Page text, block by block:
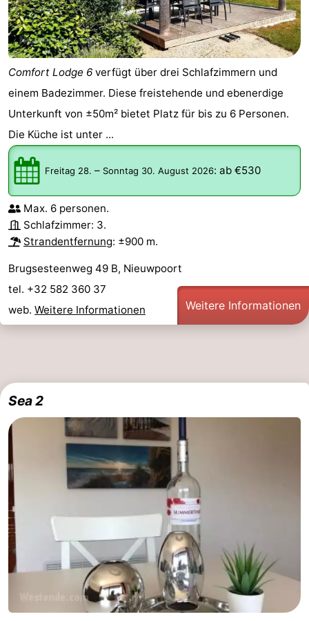
Comfort Lodge 6 verfügt über drei Schlafzimmern und
einem Badezimmer. Diese freistehende und ebenerdige
Unterkunft von ±50m² bietet Platz für bis zu 6 Personen.
Die Küche ist unter ...
Freitag 28. – Sonntag 30. August 2026: ab €530
Max. 6 personen.
Schlafzimmer: 3.
Strandentfernung: ±900 m.
Brugsesteenweg 49 B, Nieuwpoort
tel. +32 582 360 37
web. Weitere Informationen Weitere Informationen
Sea 2